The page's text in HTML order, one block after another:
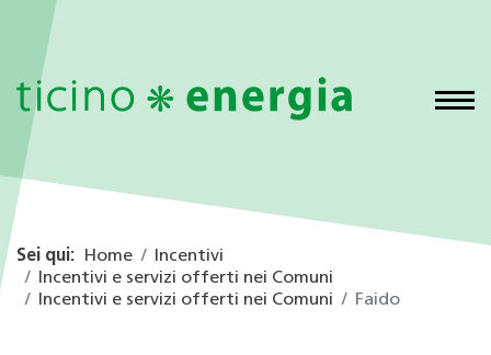
Sei qui: Home
Incentivi
Incentivi e servizi offerti nei Comuni
Incentivi e servizi offerti nei Comuni
Faido